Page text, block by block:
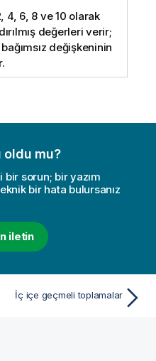
4, 6, 8 ve 10 olarak
değerleri verir;
değişkeninin
oldu mu?
sorun; bir yazım
bir hata bulursanız
iletin
İç içe geçmeli toplamalar